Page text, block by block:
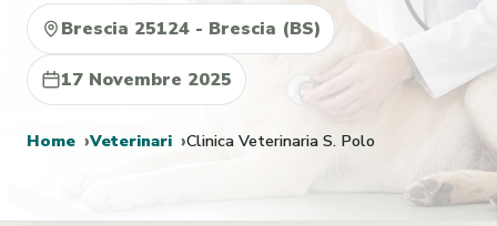
Brescia 25124 - Brescia (BS)
17 Novembre 2025
Home Veterinari Clinica Veterinaria S. Polo